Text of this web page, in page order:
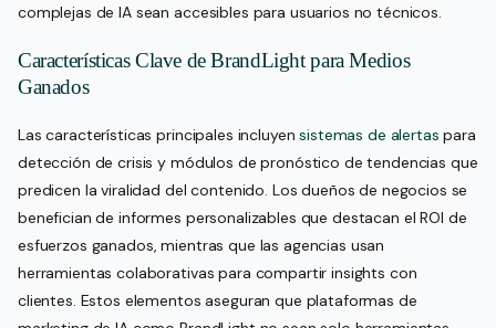
complejas de IA sean accesibles para usuarios no técnicos.
Características Clave de BrandLight para Medios
Ganados
Las características principales incluyensistemas de alertas para
detección de crisis y módulos de pronóstico de tendencias que
predicen la viralidad del contenido. Los dueños de negocios se
benefician de informes personalizables que destacan el ROI de
esfuerzos ganados, mientras que las agencias usan
herramientas colaborativas para compartir insights con
clientes. Estos elementos aseguran que plataformas de